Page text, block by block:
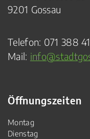
9201 Gossau
Telefon: 071 388 41
Mail:
Öffnungszeiten
Montag
Dienstag